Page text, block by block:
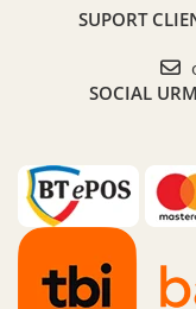
SUPORT
SOCIAL